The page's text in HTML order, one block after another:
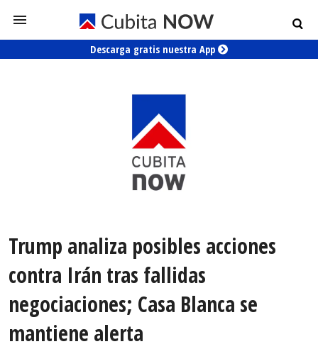
Descarga gratis nuestra App
Trump analiza posibles acciones
contra Irán tras fallidas
negociaciones; Casa Blanca se
mantiene alerta